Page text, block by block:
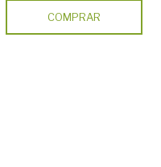
COMPRAR